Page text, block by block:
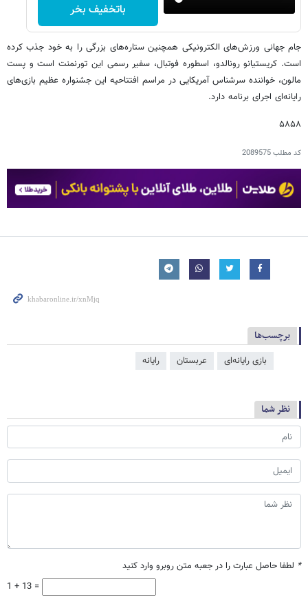
باتخفیف بخر
جام جهانی ورزش‌های الکترونیکی همچنین ستاره‌های بزرگی را به خود جذب کرده
است. کریستیانو رونالدو، اسطوره فوتبال، سفیر رسمی این تورنمنت است و پست
مالون، خواننده سرشناس آمریکایی در مراسم افتتاحیه این جشنواره عظیم بازی‌های
رایانه‌ای اجرای برنامه دارد.
۵۸۵۸
کد مطلب2089575
برچسب‌ها
بازی رایانه‌ای عربستان رایانه
نظر شما
* لطفا حاصل عبارت را در جعبه متن روبرو وارد کنید
1 + 13 =